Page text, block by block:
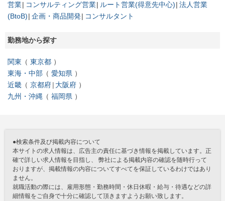
営業 コンサルティング営業 ルート営業(得意先中心) 法人営業
(BtoB) 企画・商品開発 コンサルタント
勤務地から探す
関東
東京都
東海・中部
愛知県
近畿
京都府 大阪府
九州・沖縄
福岡県
●検索条件及び掲載内容について
本サイトの求人情報は、広告主の責任に基づき情報を掲載しています。正
確で詳しい求人情報を目指し、 弊社による掲載内容の確認を随時行って
おりますが、掲載情報の内容についてすべてを保証しているわけではあり
ません。
就職活動の際には、雇用形態・勤務時間・休日休暇・給与・待遇などの詳
細情報をご自身で十分に確認して頂きますようお願い致します。